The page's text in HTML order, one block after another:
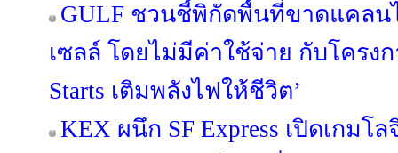
GULF ชวนชี้พิกัดพื้นที่ขาดแคลน
เซลล์ โดยไม่มีค่าใช้จ่าย กับโครงก
Starts เติมพลังไฟให้ชีวิต’
KEX ผนึก SF Express เปิดเกมโ